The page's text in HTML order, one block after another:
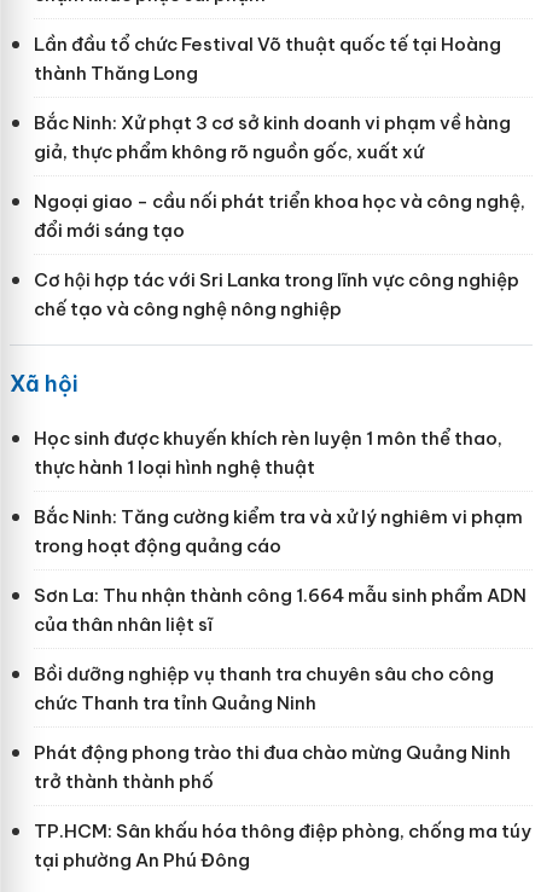
Lần đầu tổ chức Festival Võ thuật quốc tế tại Hoàng
thành Thăng Long
Bắc Ninh: Xử phạt 3 cơ sở kinh doanh vi phạm về hàng
giả, thực phẩm không rõ nguồn gốc, xuất xứ
Ngoại giao - cầu nối phát triển khoa học và công nghệ,
đổi mới sáng tạo
Cơ hội hợp tác với Sri Lanka trong lĩnh vực công nghiệp
chế tạo và công nghệ nông nghiệp
Xã hội
Học sinh được khuyến khích rèn luyện 1 môn thể thao,
thực hành 1 loại hình nghệ thuật
Bắc Ninh: Tăng cường kiểm tra và xử lý nghiêm vi phạm
trong hoạt động quảng cáo
Sơn La: Thu nhận thành công 1.664 mẫu sinh phẩm ADN
của thân nhân liệt sĩ
Bồi dưỡng nghiệp vụ thanh tra chuyên sâu cho công
chức Thanh tra tỉnh Quảng Ninh
Phát động phong trào thi đua chào mừng Quảng Ninh
trở thành thành phố
TP.HCM: Sân khấu hóa thông điệp phòng, chống ma túy
tại phường An Phú Đông